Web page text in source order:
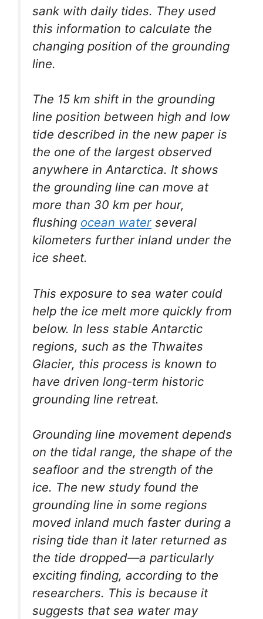
sank with daily tides. They used
this information to calculate the
changing position of the grounding
line.
The 15 km shift in the grounding
line position between high and low
tide described in the new paper is
the one of the largest observed
anywhere in Antarctica. It shows
the grounding line can move at
more than 30 km per hour,
flushing ocean water several
kilometers further inland under the
ice sheet.
This exposure to sea water could
help the ice melt more quickly from
below. In less stable Antarctic
regions, such as the Thwaites
Glacier, this process is known to
have driven long-term historic
grounding line retreat.
Grounding line movement depends
on the tidal range, the shape of the
seafloor and the strength of the
ice. The new study found the
grounding line in some regions
moved inland much faster during a
rising tide than it later returned as
the tide dropped—a particularly
exciting finding, according to the
researchers. This is because it
suggests that sea water may